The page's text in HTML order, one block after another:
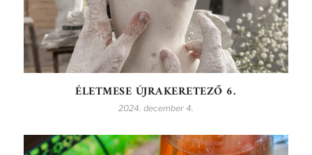
ÉLETMESE ÚJRAKERETEZŐ 6.
2024. december 4.